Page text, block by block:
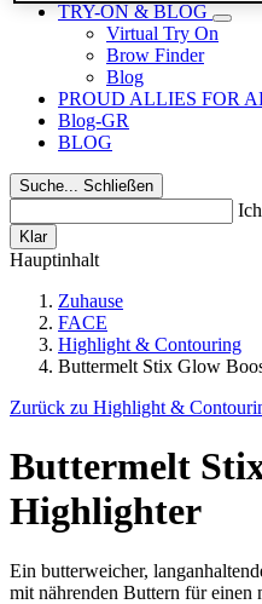
TRY-ON & BLOG
Virtual Try On
Brow Finder
Blog
PROUD ALLIES FOR
Blog-GR
BLOG
Suche... Schließen
Klar
Hauptinhalt
Zuhause
FACE
Highlight & Contouring
Buttermelt Stix Glow
Zurück zu Highlight &
Buttermelt
Highlighter
Ein butterweicher,
mit nährenden Buttern für einen